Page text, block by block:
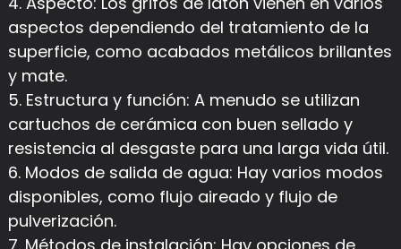
aspectos dependiendo del tratamiento de la
superficie, como acabados metálicos brillantes
y mate.
5. Estructura y función: A menudo se utilizan
cartuchos de cerámica con buen sellado y
resistencia al desgaste para una larga vida útil.
6. Modos de salida de agua: Hay varios modos
disponibles, como flujo aireado y flujo de
pulverización.